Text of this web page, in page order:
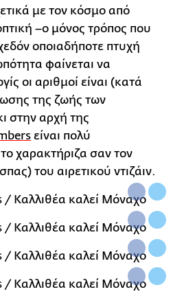
με τον κόσμο από
–ο μόνος τρόπος που
οποιαδήποτε πτυχή
φαίνεται να
οι αριθμοί είναι (κατά
της ζωής των
στην αρχή της
είναι πολύ
χαρακτήριζα σαν τον
του αιρετικού ντιζάιν.